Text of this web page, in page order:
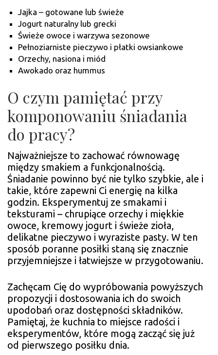
Jajka – gotowane lub świeże
Jogurt naturalny lub grecki
Świeże owoce i warzywa sezonowe
Pełnoziarniste pieczywo i płatki owsiankowe
Orzechy, nasiona i miód
Awokado oraz hummus
O czym pamiętać przy
komponowaniu śniadania
do pracy?
Najważniejsze to zachować równowagę
między smakiem a funkcjonalnością.
Śniadanie powinno być nie tylko szybkie, ale i
takie, które zapewni Ci energię na kilka
godzin. Eksperymentuj ze smakami i
teksturami – chrupiące orzechy i miękkie
owoce, kremowy jogurt i świeże zioła,
delikatne pieczywo i wyraziste pasty. W ten
sposób poranne posiłki staną się znacznie
przyjemniejsze i łatwiejsze w przygotowaniu.
Zachęcam Cię do wypróbowania powyższych
propozycji i dostosowania ich do swoich
upodobań oraz dostępności składników.
Pamiętaj, że kuchnia to miejsce radości i
eksperymentów, które mogą zacząć się już
od pierwszego posiłku dnia.